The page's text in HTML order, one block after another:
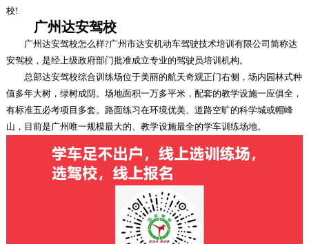
校!
广州达安驾校
广州达安驾校怎么样?广州市达安机动车驾驶技术培训有限公司简称达
安驾校，是经上级政府部门批准成立专业的驾驶员培训机构。
总部达安驾校综合训练场位于美丽的航天奇观正门右侧，场内园林式种
值多年大树，绿树成阴。场地面积一万多平米，配套的教学设施一应俱全，
有标准五必考项目多套。路面练习在环境优美、道路空旷的科学城或帽峰
山，目前是广州唯一规模最大的、教学设施最全的学车训练场地。